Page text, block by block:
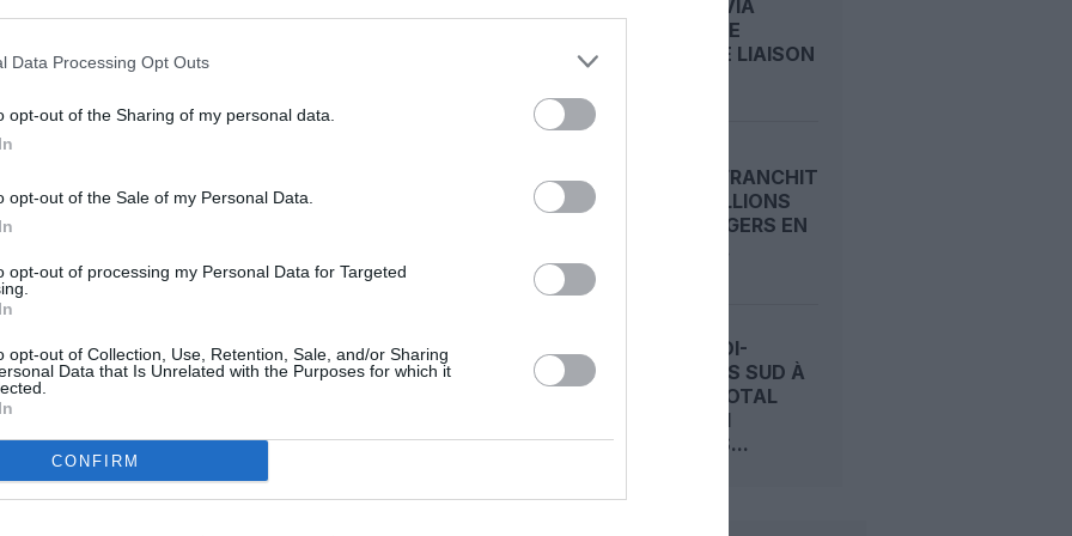
Data Processing Opt Outs
opt-out of the Sharing of my personal data.
opt-out of the Sale of my Personal Data.
opt-out of processing my Personal Data for Targeted
opt-out of Collection, Use, Retention, Sale, and/or Sharing
Data that Is Unrelated with the Purposes for which it
CONFIRM
et l’aéroport de Bergerac depuis
rentable du tarmac bergeracois. Fini
En cause, une nouvelle taxe
tous les aéroports à compter du
et d’industrie de la Dordogne,
taxe loin d’être anodine puisqu’elle
Ouest du 19/12/2013)
UN COMMENTAIRE
: TRANSAVIA
OUVRE UNE
NOUVELLE LIAISON
RYANAIR FRANCHIT
LES 22 MILLIONS
DE PASSAGERS EN
CHARLEROI-
BRUXELLES SUD À
L’ARRÊT TOTAL
DURANT 11
SEMAINES...